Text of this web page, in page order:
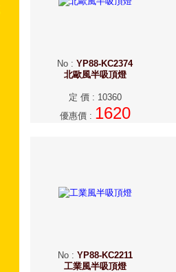
No : YP88-KC2374
北歐風半吸頂燈
定 價: 10360
優惠價: 1620
No: YP88-KC2211
工業風半吸頂燈